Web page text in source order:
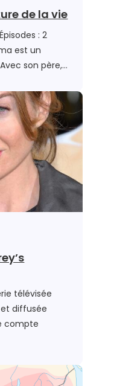
de la vie
: 2
est un
son père,…
télévisée
et diffusée
compte